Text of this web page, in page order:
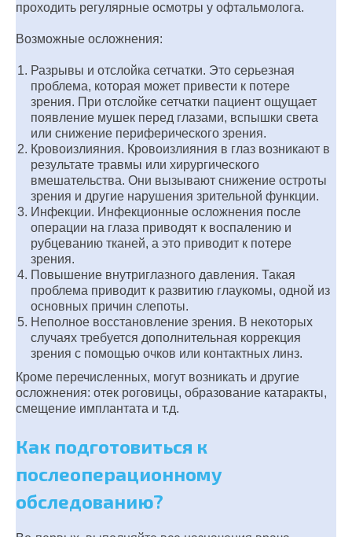
проходить регулярные осмотры у офтальмолога.
Возможные осложнения:
Разрывы и отслойка сетчатки. Это серьезная
проблема, которая может привести к потере
зрения. При отслойке сетчатки пациент ощущает
появление мушек перед глазами, вспышки света
или снижение периферического зрения.
Кровоизлияния. Кровоизлияния в глаз возникают в
результате травмы или хирургического
вмешательства. Они вызывают снижение остроты
зрения и другие нарушения зрительной функции.
Инфекции. Инфекционные осложнения после
операции на глаза приводят к воспалению и
рубцеванию тканей, а это приводит к потере
зрения.
Повышение внутриглазного давления. Такая
проблема приводит к развитию глаукомы, одной из
основных причин слепоты.
Неполное восстановление зрения. В некоторых
случаях требуется дополнительная коррекция
зрения с помощью очков или контактных линз.
Кроме перечисленных, могут возникать и другие
осложнения: отек роговицы, образование катаракты,
смещение имплантата и т.д.
Как подготовиться к
послеоперационному
обследованию?